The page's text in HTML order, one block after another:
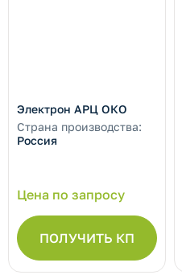
Электрон АРЦ ОКО
Страна производства:
Россия
Цена по запросу
ПОЛУЧИТЬ КП